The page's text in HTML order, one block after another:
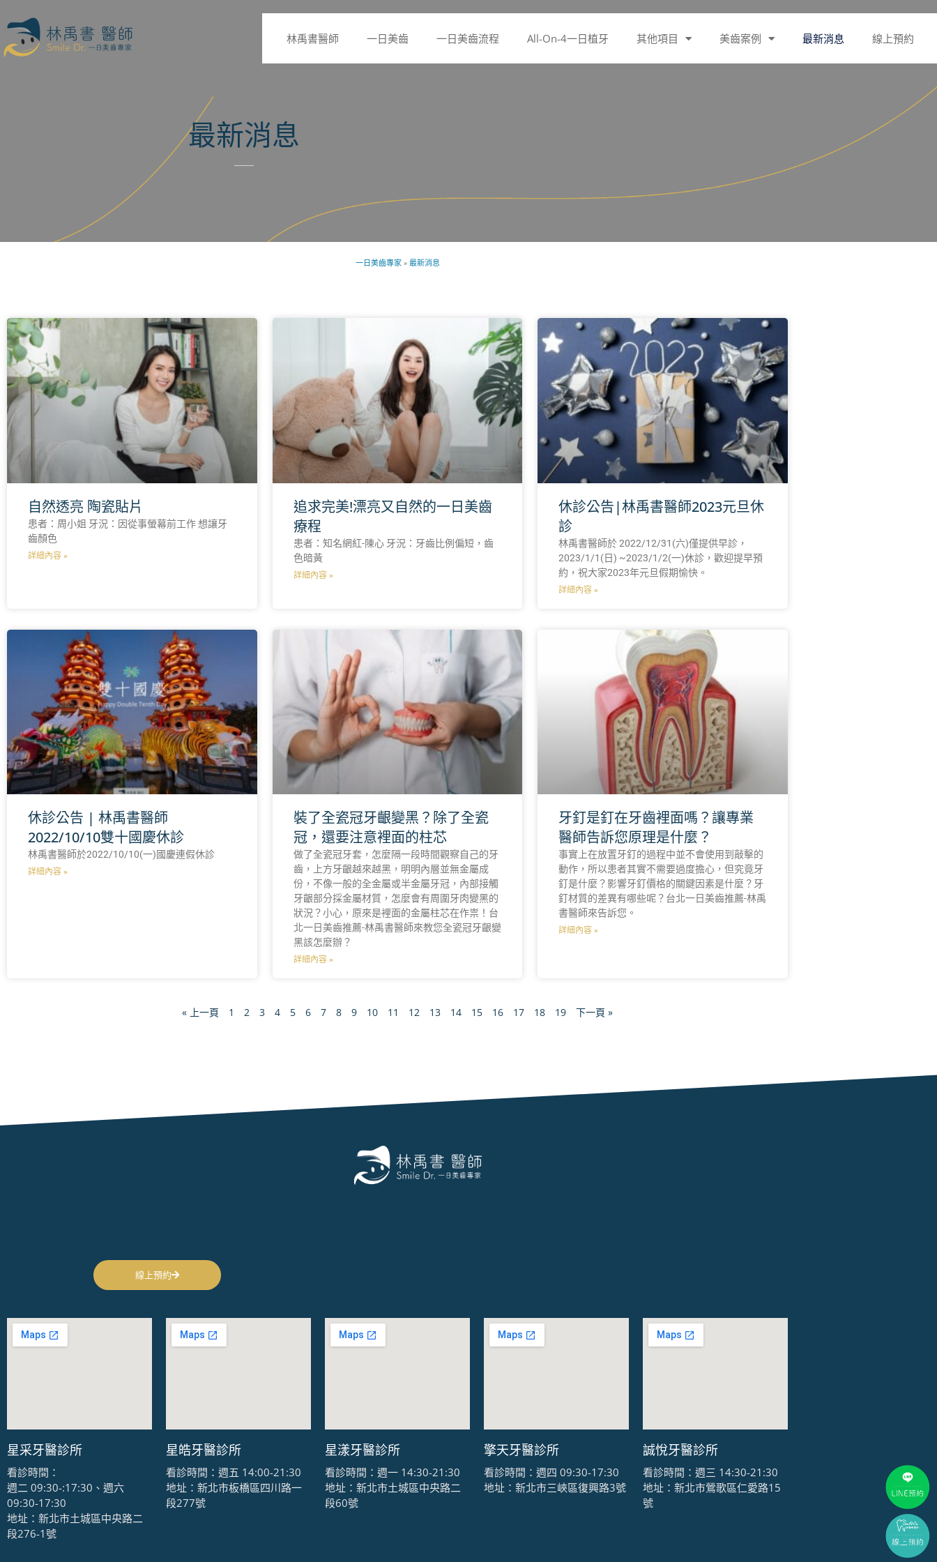
林禹書醫師 一日美齒 一日美齒流程 All-On-4一日植牙 其他項目 美齒案例 最新消息 線上預約
最新消息
一日美齒專家 » 最新消息
自然透亮 陶瓷貼片
患者：周小姐 牙況：因從事螢幕前工作 想讓牙
齒顏色
詳細內容 »
追求完美!漂亮又自然的一日美齒
療程
患者：知名網紅-陳心 牙況：牙齒比例偏短，齒
色暗黃
詳細內容 »
休診公告|林禹書醫師2023元旦休
診
林禹書醫師於 2022/12/31(六)僅提供早診，
2023/1/1(日) ~2023/1/2(一)休診，歡迎提早預
約，祝大家2023年元旦假期愉快。
詳細內容 »
休診公告 | 林禹書醫師
2022/10/10雙十國慶休診
林禹書醫師於2022/10/10(一)國慶連假休診
詳細內容 »
裝了全瓷冠牙齦變黑？除了全瓷
冠，還要注意裡面的柱芯
做了全瓷冠牙套，怎麼隔一段時間觀察自己的牙
齒，上方牙齦越來越黑，明明內層並無金屬成
份，不像一般的全金屬或半金屬牙冠，內部接觸
牙齦部分採金屬材質，怎麼會有周圍牙肉變黑的
狀況？小心，原來是裡面的金屬柱芯在作祟！台
北一日美齒推薦-林禹書醫師來教您全瓷冠牙齦變
黑該怎麼辦？
詳細內容 »
牙釘是釘在牙齒裡面嗎？讓專業
醫師告訴您原理是什麼？
事實上在放置牙釘的過程中並不會使用到敲擊的
動作，所以患者其實不需要過度擔心，但究竟牙
釘是什麼？影響牙釘價格的關鍵因素是什麼？牙
釘材質的差異有哪些呢？台北一日美齒推薦-林禹
書醫師來告訴您。
詳細內容 »
« 上一頁 1 2 3 4 5 6 7 8 9 10 11 12 13 14 15 16 17 18 19 下一頁 »
線上預約
星采牙醫診所
看診時間：
週二 09:30-:17:30、週六
09:30-17:30
地址：新北市土城區中央路二
段276-1號
星皓牙醫診所
看診時間：週五 14:00-21:30
地址：新北市板橋區四川路一
段277號
星漾牙醫診所
看診時間：週一 14:30-21:30
地址：新北市土城區中央路二
段60號
擎天牙醫診所
看診時間：週四 09:30-17:30
地址：新北市三峽區復興路3號
誠悅牙醫診所
看診時間：週三 14:30-21:30
地址：新北市鶯歌區仁愛路15
號